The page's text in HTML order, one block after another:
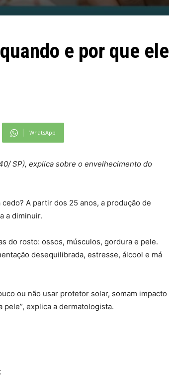
e por que ele
WhatsApp
SP), explica sobre o envelhecimento do
A partir dos 25 anos, a produção de
a diminuir.
do rosto: ossos, músculos, gordura e pele.
desequilibrada, estresse, álcool e má
ou não usar protetor solar, somam impacto
explica a dermatologista.